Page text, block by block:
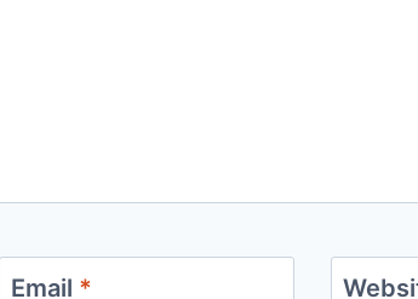
Email *